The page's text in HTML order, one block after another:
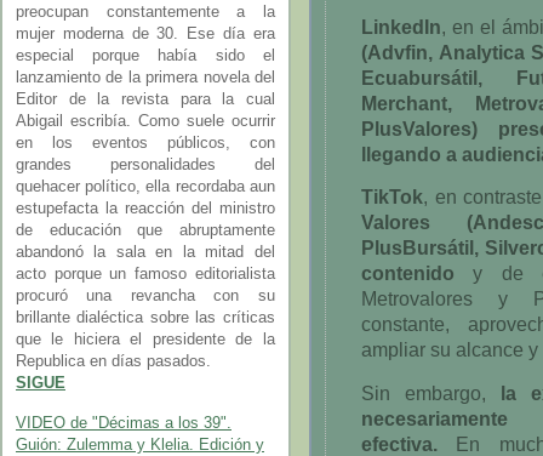
preocupan constantemente a la
mujer moderna de 30. Ese día era
especial porque había sido el
lanzamiento de la primera novela del
Editor de la revista para la cual
Abigail escribía. Como suele ocurrir
en los eventos públicos, con
grandes personalidades del
quehacer político, ella recordaba aun
estupefacta la reacción del ministro
de educación que abruptamente
abandonó la sala en la mitad del
acto porque un famoso editorialista
procuró una revancha con su
brillante dialéctica sobre las críticas
que le hiciera el presidente de la
Republica en días pasados.
SIGUE
VIDEO de "Décimas a los 39".
Guión: Zulemma y Klelia. Edición y
LinkedIn, en el
(Advfin, Analytica
Ecuabursátil,
Merchant,
PlusValores)
llegando a
TikTok, en
Valores
PlusBursátil,
contenido
y de
Metrovalores y
constante,
ampliar su alcance
Sin embargo, la
efectiva. En